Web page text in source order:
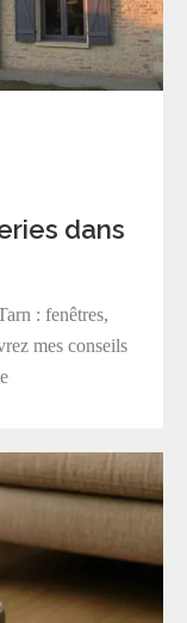
dans
: fenêtres,
mes conseils